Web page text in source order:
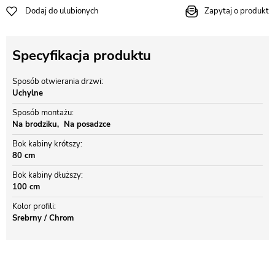
Dodaj do ulubionych Zapytaj o produkt
Specyfikacja produktu
Sposób otwierania drzwi
Uchylne
Sposób montażu
Na brodziku
Na posadzce
Bok kabiny krótszy
80 cm
Bok kabiny dłuższy
100 cm
Kolor profili
Srebrny / Chrom